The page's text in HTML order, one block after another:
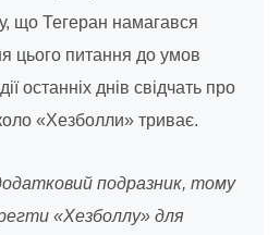
що Тегеран намагався
цього питання до умов
останніх днів свідчать про
«Хезболли» триває.
подразник, тому
«Хезболлу» для